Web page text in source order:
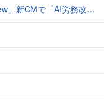
をAIが分析したら「すぐに休んで」と言われる？